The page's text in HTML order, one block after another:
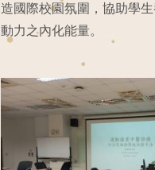
造國際校園氛圍，協助學
動力之內化能量。